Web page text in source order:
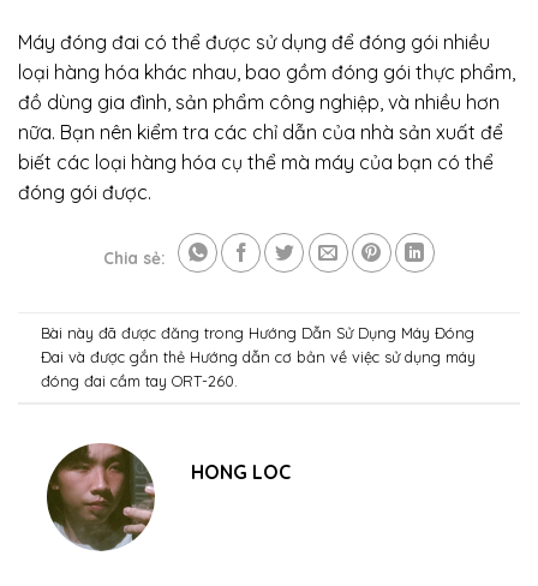
Máy đóng đai có thể được sử dụng để đóng gói nhiều
loại hàng hóa khác nhau, bao gồm đóng gói thực phẩm,
đồ dùng gia đình, sản phẩm công nghiệp, và nhiều hơn
nữa. Bạn nên kiểm tra các chỉ dẫn của nhà sản xuất để
biết các loại hàng hóa cụ thể mà máy của bạn có thể
đóng gói được.
Chia sẻ:
Bài này đã được đăng trong Hướng Dẫn Sử Dụng Máy Đóng
Đai và được gắn thẻ Hướng dẫn cơ bản về việc sử dụng máy
đóng đai cầm tay ORT-260
HONG LOC